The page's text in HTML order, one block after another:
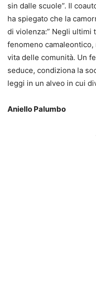
sin dalle scuole”. Il
ha spiegato che la
di violenza:” Negli ultimi
fenomeno camaleontico,
vita delle comunità. Un
seduce, condiziona la
leggi in un alveo in cui
Aniello Palumbo